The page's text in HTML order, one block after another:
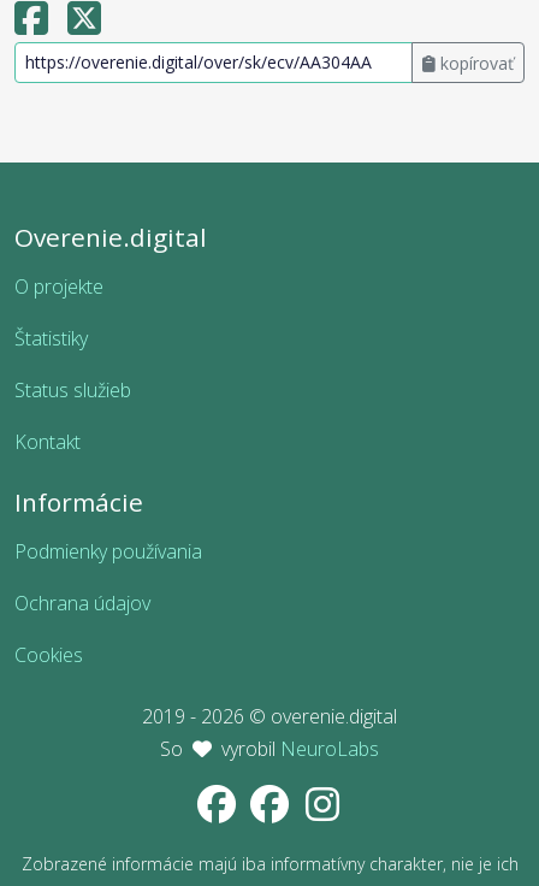
kopírovať
Overenie.digital
O projekte
Štatistiky
Status služieb
Kontakt
Informácie
Podmienky používania
Ochrana údajov
Cookies
2019 - 2026 © overenie.digital
So
vyrobil NeuroLabs
Zobrazené informácie majú iba informatívny charakter, nie je ich